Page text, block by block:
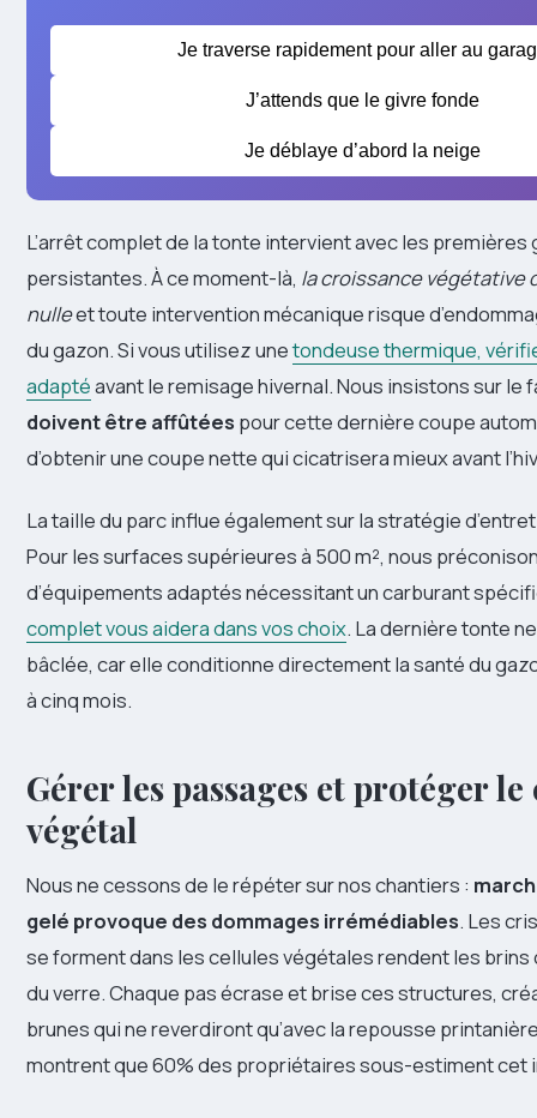
Je traverse rapidement pour aller au
J’attends que le givre fonde
Je déblaye d’abord la neige
L’arrêt complet de la tonte intervient avec les
persistantes. À ce moment-là, la croissance végétative
nulleet toute intervention mécanique risque
du gazon. Si vous utilisez unetondeuse thermique,
adaptéavant le remisage hivernal. Nous insistons sur le
doivent être affûtées pour cette dernière coupe
d’obtenir une coupe nette qui cicatrisera mieux avant
La taille du parc influe également sur la stratégie
Pour les surfaces supérieures à 500 m², nous
d’équipements adaptés nécessitant un carburant
complet vous aidera dans vos choix. La dernière tonte
bâclée, car elle conditionne directement la santé du
à cinq mois.
Gérer les passages et protéger
végétal
Nous ne cessons de le répéter sur nos chantiers :
gelé provoque des dommages irrémédiables. Les
se forment dans les cellules végétales rendent les
du verre. Chaque pas écrase et brise ces structures,
brunes qui ne reverdiront qu’avec la repousse
montrent que 60% des propriétaires sous-estiment cet